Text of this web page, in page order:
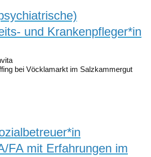
und Krankenpfleger*in
bei Vöcklamarkt im Salzkammergut
FA mit Erfahrungen im